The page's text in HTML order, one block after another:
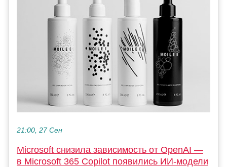
21:00, 27 Сен
Microsoft снизила зависимость от OpenAI —
в Microsoft 365 Copilot появились ИИ-модели